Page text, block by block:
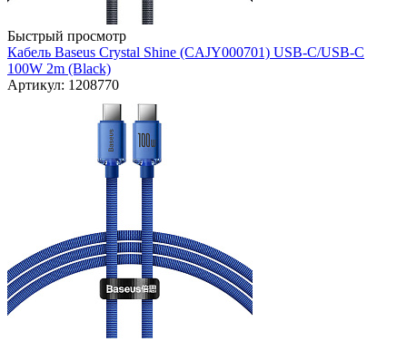
Быстрый просмотр
Кабель Baseus Crystal Shine (CAJY000701) USB-C/USB-C
100W 2m (Black)
Артикул: 1208770